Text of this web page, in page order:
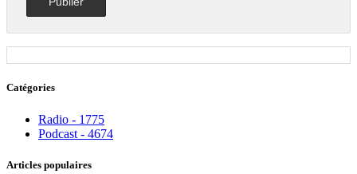
Catégories
Radio - 1775
Podcast - 4674
Articles populaires